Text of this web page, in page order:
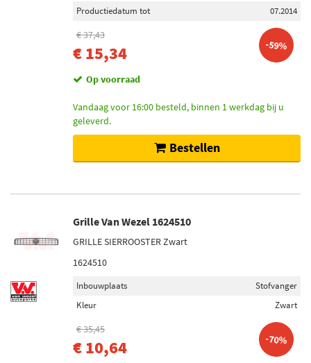
Productiedatum tot 07.2014
€ 37,43
€ 15,34 -59%
Op voorraad
Vandaag voor 16:00 besteld, binnen 1 werkdag bij u
geleverd.
Bestellen
Grille Van Wezel 1624510
GRILLE SIERROOSTER Zwart
1624510
Inbouwplaats
Stofvanger
Kleur
Zwart
€ 35,45
€ 10,64 -70%